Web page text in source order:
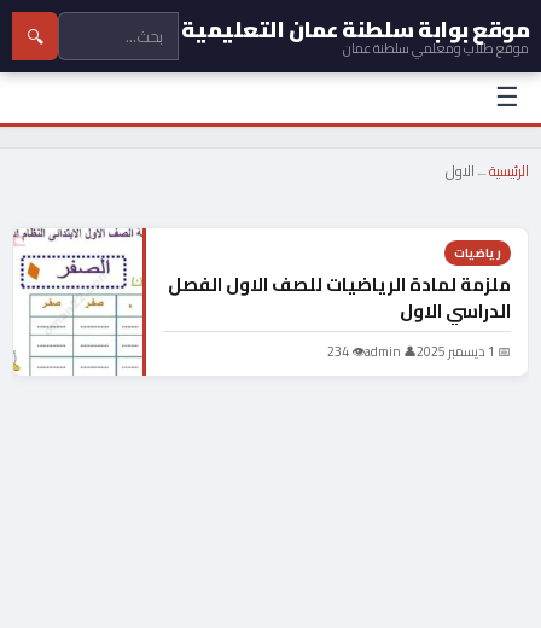
موقع بوابة سلطنة عمان التعليمية
موقع طلاب ومعلمي سلطنة عمان 🔍
☰
الرئيسية←الاول
رياضيات
ملزمة لمادة الرياضيات للصف الاول الفصل
الدراسي الاول
📅 1 ديسمبر 2025 👤 admin
👁 234